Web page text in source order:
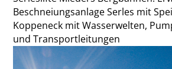
Beschneiungsanlage Serles mit
Koppeneck mit Wasserwelten,
und Transportleitungen